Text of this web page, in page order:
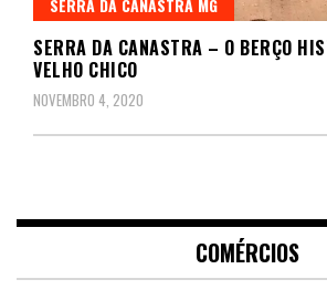
SERRA DA CANASTRA MG
SERRA DA CANASTRA – O BERÇO
VELHO CHICO
NOVEMBRO 4, 2020
COMÉRCIOS